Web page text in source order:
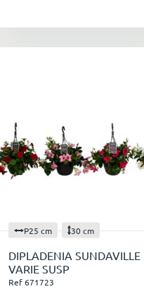
P25 cm 30 cm
DIPLADENIA SUNDAVILLE
VARIE SUSP
Ref 671723